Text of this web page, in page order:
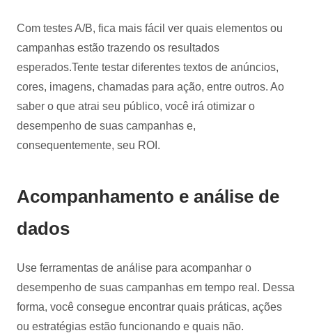
Com testes A/B, fica mais fácil ver quais elementos ou
campanhas estão trazendo os resultados
esperados.Tente testar diferentes textos de anúncios,
cores, imagens, chamadas para ação, entre outros. Ao
saber o que atrai seu público, você irá otimizar o
desempenho de suas campanhas e,
consequentemente, seu ROI.
Acompanhamento e análise de
dados
Use ferramentas de análise para acompanhar o
desempenho de suas campanhas em tempo real. Dessa
forma, você consegue encontrar quais práticas, ações
ou estratégias estão funcionando e quais não.